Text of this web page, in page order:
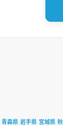
青森県 岩手県 宮城県